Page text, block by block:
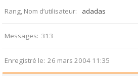
Rang, Nom d’utilisateur adadas
Messages 313
Enregistré le 26 mars 2004 11:35